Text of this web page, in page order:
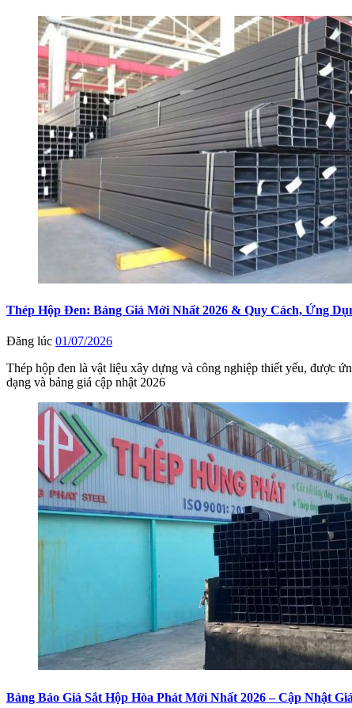
Thép Hộp Đen: Bảng Giá Mới Nhất 2026 & Quy Cách, Ứng
Đăng lúc 01/07/2026
Thép hộp đen là vật liệu xây dựng và công nghiệp thiết yếu, được
dạng và bảng giá cập nhật 2026
Bảng Báo Giá Sắt Hộp Hòa Phát Mới Nhất 2026 – Cập Nhật